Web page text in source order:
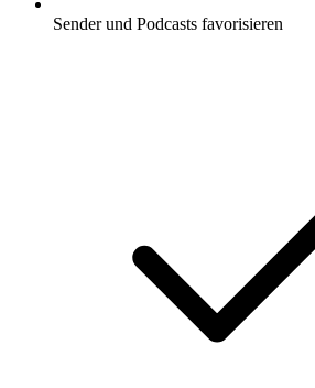
Sender und Podcasts favorisieren